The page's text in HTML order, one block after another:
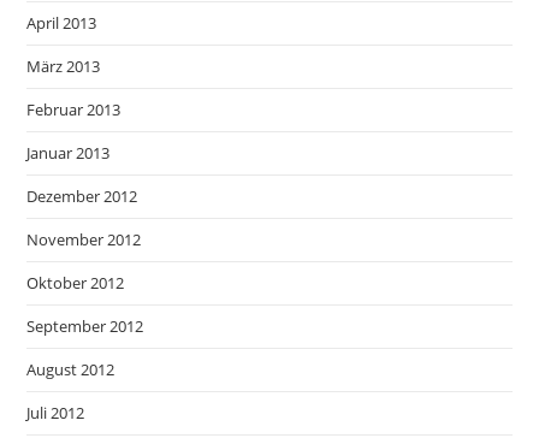
April 2013
März 2013
Februar 2013
Januar 2013
Dezember 2012
November 2012
Oktober 2012
September 2012
August 2012
Juli 2012